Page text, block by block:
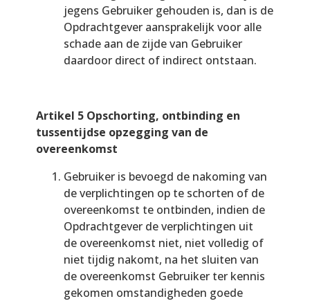
jegens Gebruiker gehouden is, dan is de
Opdrachtgever aansprakelijk voor alle
schade aan de zijde van Gebruiker
daardoor direct of indirect ontstaan.
Artikel 5 Opschorting, ontbinding en
tussentijdse opzegging van de
overeenkomst
Gebruiker is bevoegd de nakoming van
de verplichtingen op te schorten of de
overeenkomst te ontbinden, indien de
Opdrachtgever de verplichtingen uit
de overeenkomst niet, niet volledig of
niet tijdig nakomt, na het sluiten van
de overeenkomst Gebruiker ter kennis
gekomen omstandigheden goede